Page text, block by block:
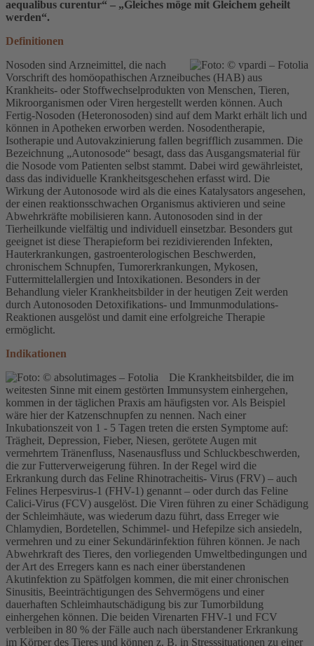
aequalibus curentur“ – „Gleiches möge mit Gleichem geheilt
werden“.
Definitionen
Nosoden sind Arzneimittel, die nach
Vorschrift des homöopathischen Arzneibuches (HAB) aus
Krankheits- oder Stoffwechselprodukten von Menschen, Tieren,
Mikroorganismen oder Viren hergestellt werden können. Auch
Fertig-Nosoden (Heteronosoden) sind auf dem Markt erhält lich und
können in Apotheken erworben werden. Nosodentherapie,
Isotherapie und Autovakzinierung fallen begrifflich zusammen. Die
Bezeichnung „Autonosode“ besagt, dass das Ausgangsmaterial für
die Nosode vom Patienten selbst stammt. Dabei wird gewährleistet,
dass das individuelle Krankheitsgeschehen erfasst wird. Die
Wirkung der Autonosode wird als die eines Katalysators angesehen,
der einen reaktionsschwachen Organismus aktivieren und seine
Abwehrkräfte mobilisieren kann. Autonosoden sind in der
Tierheilkunde vielfältig und individuell einsetzbar. Besonders gut
geeignet ist diese Therapieform bei rezidivierenden Infekten,
Hauterkrankungen, gastroenterologischen Beschwerden,
chronischem Schnupfen, Tumorerkrankungen, Mykosen,
Futtermittelallergien und Intoxikationen. Besonders in der
Behandlung vieler Krankheitsbilder in der heutigen Zeit werden
durch Autonosoden Detoxifikations- und Immunmodulations-
Reaktionen ausgelöst und damit eine erfolgreiche Therapie
ermöglicht.
Indikationen
Die Krankheitsbilder, die im
weitesten Sinne mit einem gestörten Immunsystem einhergehen,
kommen in der täglichen Praxis am häufigsten vor. Als Beispiel
wäre hier der Katzenschnupfen zu nennen. Nach einer
Inkubationszeit von 1 - 5 Tagen treten die ersten Symptome auf:
Trägheit, Depression, Fieber, Niesen, gerötete Augen mit
vermehrtem Tränenfluss, Nasenausfluss und Schluckbeschwerden,
die zur Futterverweigerung führen. In der Regel wird die
Erkrankung durch das Feline Rhinotracheitis- Virus (FRV) – auch
Felines Herpesvirus-1 (FHV-1) genannt – oder durch das Feline
Calici-Virus (FCV) ausgelöst. Die Viren führen zu einer Schädigung
der Schleimhäute, was wiederum dazu führt, dass Erreger wie
Chlamydien, Bordetellen, Schimmel- und Hefepilze sich ansiedeln,
vermehren und zu einer Sekundärinfektion führen können. Je nach
Abwehrkraft des Tieres, den vorliegenden Umweltbedingungen und
der Art des Erregers kann es nach einer überstandenen
Akutinfektion zu Spätfolgen kommen, die mit einer chronischen
Sinusitis, Beeinträchtigungen des Sehvermögens und einer
dauerhaften Schleimhautschädigung bis zur Tumorbildung
einhergehen können. Die beiden Virenarten FHV-1 und FCV
verbleiben in 80 % der Fälle auch nach überstandener Erkrankung
im Körper des Tieres und können z. B. in Stresssituationen zu einer